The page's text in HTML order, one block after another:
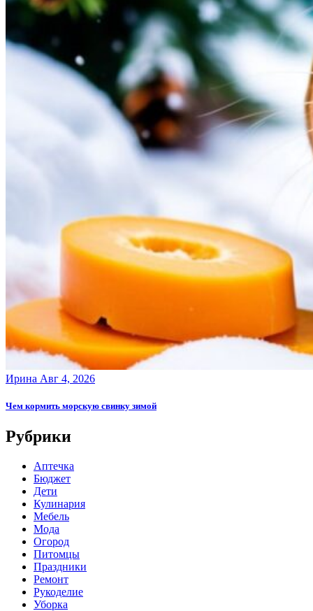
Ирина Авг 4, 2026
Чем кормить морскую свинку зимой
Рубрики
Аптечка
Бюджет
Дети
Кулинария
Мебель
Мода
Огород
Питомцы
Праздники
Ремонт
Рукоделие
Уборка